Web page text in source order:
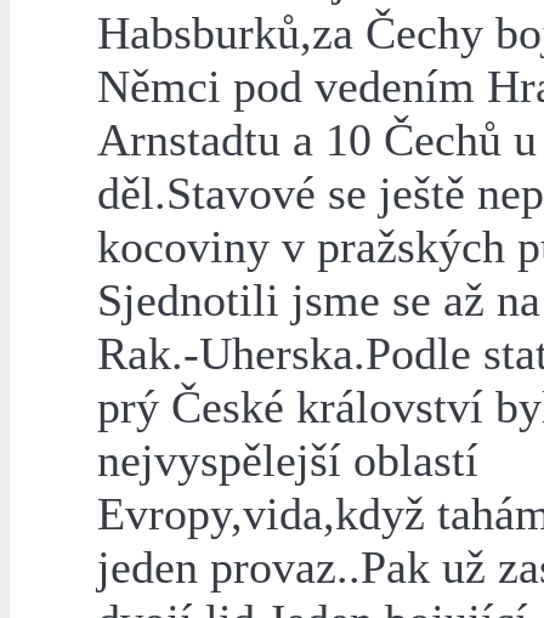
Habsburků,za Čechy
Němci pod vedením
Arnstadtu a 10 Čechů
děl.Stavové se ještě
kocoviny v pražských
Sjednotili jsme se až
Rak.-Uherska.Podle
prý České království
nejvyspělejší oblastí
Evropy,vida,když
jeden provaz..Pak už